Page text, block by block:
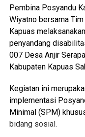
generasi muda yang
cinta tanah air disiplin
semangat gotong
Kepala Badan
menyampaikan
Keputusan Kepala
(BPIP) Nomor 50
Pengangkatan
Paskibraka Indonesia
Kabupaten/Kota.
Pembina Posyandu
Wiyatno bersama
Kapuas
penyandang
007 Desa Anjir
Kabupaten Kapuas
Kegiatan ini
implementasi
Minimal (SPM)
bidang sosial.